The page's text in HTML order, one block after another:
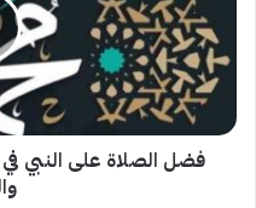
المولد
النبوي..
كنوز
من
الأجرفضل الصلاة على النبي في